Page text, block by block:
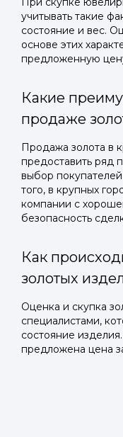
учитывать такие
состояние и вес.
основе этих
предложенную
Какие
продаже
Продажа золота в
предоставить ряд
выбор
того, в крупных
компании с
безопасность
Как
золотых
Оценка и скупка
специалистами,
состояние
предложена цена